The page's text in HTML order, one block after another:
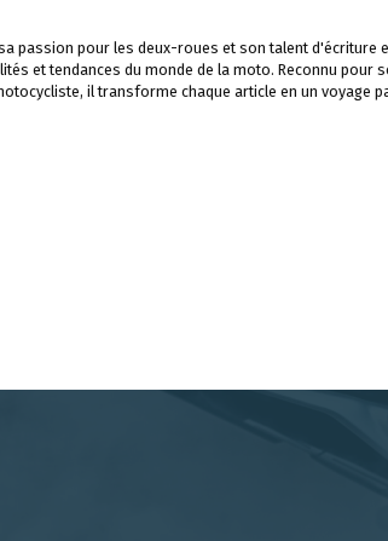
passion pour les deux-roues et son talent d'écriture
et tendances du monde de la moto. Reconnu
il transforme chaque article en un voyage